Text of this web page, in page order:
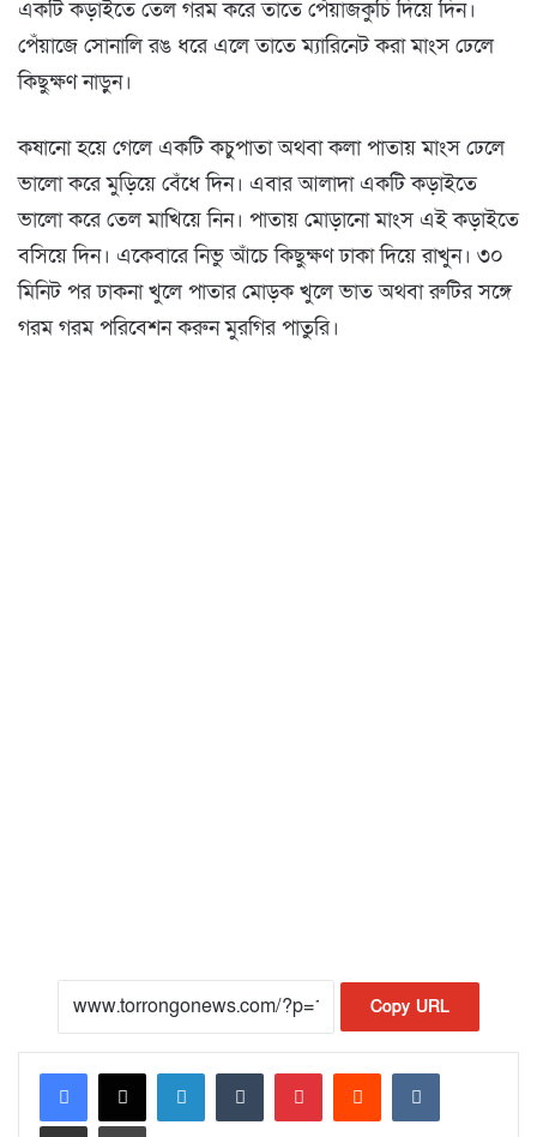
একটি কড়াইতে তেল গরম করে তাতে পেঁয়াজকুচি দিয়ে দিন।
পেঁয়াজে সোনালি রঙ ধরে এলে তাতে ম্যারিনেট করা মাংস ঢেলে
কিছুক্ষণ নাড়ুন।
কষানো হয়ে গেলে একটি কচুপাতা অথবা কলা পাতায় মাংস ঢেলে
ভালো করে মুড়িয়ে বেঁধে দিন। এবার আলাদা একটি কড়াইতে
ভালো করে তেল মাখিয়ে নিন। পাতায় মোড়ানো মাংস এই কড়াইতে
বসিয়ে দিন। একেবারে নিভু আঁচে কিছুক্ষণ ঢাকা দিয়ে রাখুন। ৩০
মিনিট পর ঢাকনা খুলে পাতার মোড়ক খুলে ভাত অথবা রুটির সঙ্গে
গরম গরম পরিবেশন করুন মুরগির পাতুরি।
Copy URL
LinkedIn